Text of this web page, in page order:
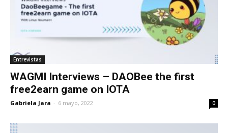
Entrevistas
WAGMI Interviews – DAOBee the first
free2earn game on IOTA
Gabriela Jara - 6 mayo, 2022 0